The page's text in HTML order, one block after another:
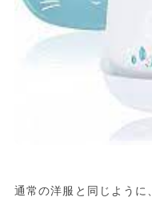
通常の洋服と同じように